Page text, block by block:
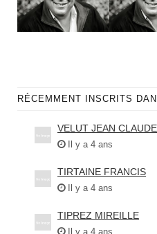
RÉCEMMENT INSCRITS
VELUT JEAN CLAUDE
Il y a 4 ans
TIRTAINE FRANCIS
Il y a 4 ans
TIPREZ MIREILLE
Il y a 4 ans